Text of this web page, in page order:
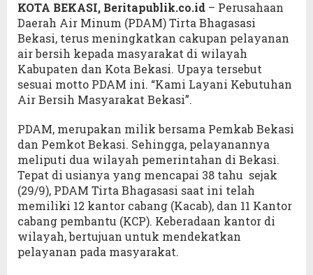
KOTA BEKASI, Beritapublik.co.id – Perusahaan
Daerah Air Minum (PDAM) Tirta Bhagasasi
Bekasi, terus meningkatkan cakupan pelayanan
air bersih kepada masyarakat di wilayah
Kabupaten dan Kota Bekasi. Upaya tersebut
sesuai motto PDAM ini. “Kami Layani Kebutuhan
Air Bersih Masyarakat Bekasi”.
PDAM, merupakan milik bersama Pemkab Bekasi
dan Pemkot Bekasi. Sehingga, pelayanannya
meliputi dua wilayah pemerintahan di Bekasi.
Tepat di usianya yang mencapai 38 tahu sejak
(29/9), PDAM Tirta Bhagasasi saat ini telah
memiliki 12 kantor cabang (Kacab), dan 11 Kantor
cabang pembantu (KCP). Keberadaan kantor di
wilayah, bertujuan untuk mendekatkan
pelayanan pada masyarakat.